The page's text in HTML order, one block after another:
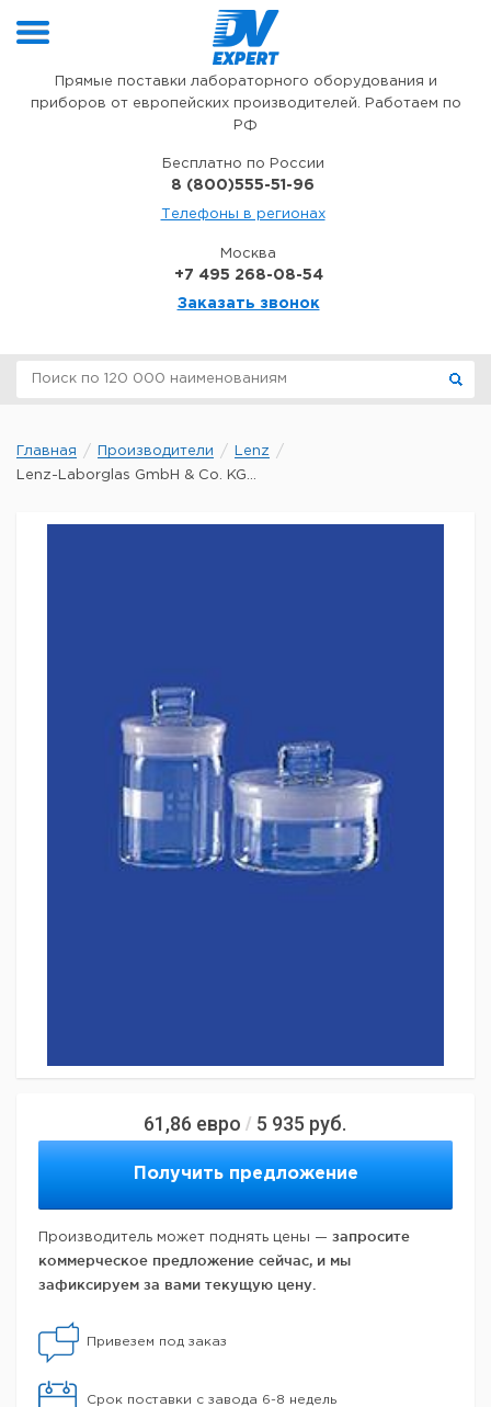
Прямые поставки лабораторного оборудования и
приборов от европейских производителей. Работаем по
РФ
Бесплатно по России
8 (800)555-51-96
Телефоны в регионах
Москва
+7 495 268-08-54
Заказать звонок
Главная Производители
Lenz
Lenz-Laborglas GmbH & Co. KG...
61,86 евро / 5 935 руб.
Получить предложение
Производитель может поднять цены — запросите
коммерческое предложение сейчас, и мы
зафиксируем за вами текущую цену.
Привезем под заказ
Срок поставки с завода 6-8 недель